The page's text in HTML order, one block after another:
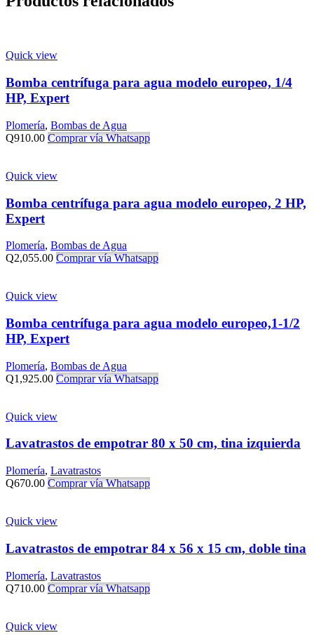
Quick view
Bomba centrífuga para agua modelo europeo, 1/4
HP, Expert
Plomería, Bombas de Agua
Q910.00 Comprar vía Whatsapp
Quick view
Bomba centrífuga para agua modelo europeo, 2 HP,
Expert
Plomería, Bombas de Agua
Q2,055.00 Comprar vía Whatsapp
Quick view
Bomba centrífuga para agua modelo europeo,1-1/2
HP, Expert
Plomería, Bombas de Agua
Q1,925.00 Comprar vía Whatsapp
Quick view
Lavatrastos de empotrar 80 x 50 cm, tina izquierda
Plomería, Lavatrastos
Q670.00 Comprar vía Whatsapp
Quick view
Lavatrastos de empotrar 84 x 56 x 15 cm, doble tina
Plomería, Lavatrastos
Q710.00 Comprar vía Whatsapp
Quick view